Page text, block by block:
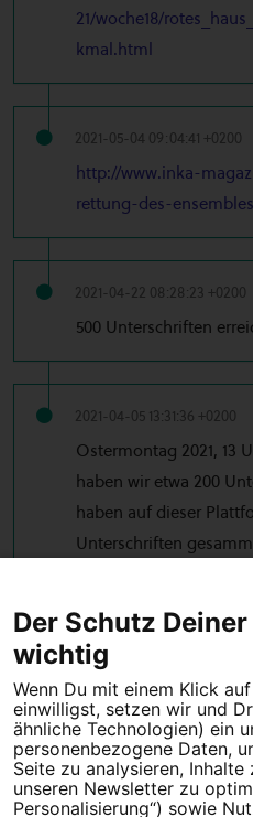
21/woche18/
kmal.html
2021-05-04 09:04:41 +0200
http://www.inka-
rettung-des-
2021-04-22 08:28:23 +0200
500 Unterschriften
2021-04-05 13:31:36 +0200
Ostermontag 2021, 13
haben wir etwa 200
haben auf dieser
Unterschriften
← Vorherige
Tipps für deine Petition
Darum WeAct
Der Schutz
wichtig
Wenn Du mit einem Klick
einwilligst, setzen wir und
ähnliche Technologien) ein
personenbezogene Daten,
Seite zu analysieren,
unseren Newsletter zu
Personalisierung“) sowie